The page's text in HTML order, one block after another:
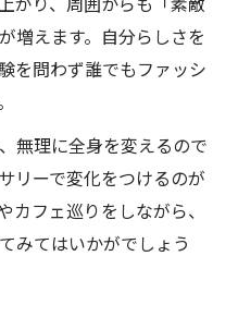
増えます。自分らしさを
を問わず誰でもファッシ
無理に全身を変えるので
リーで変化をつけるのが
カフェ巡りをしながら、
みてはいかがでしょう